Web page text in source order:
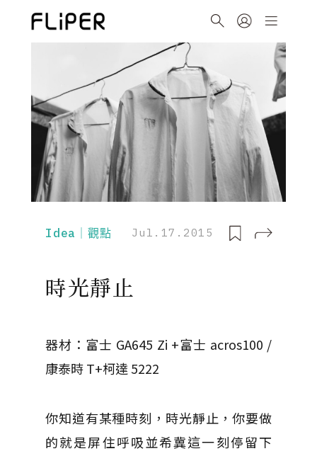
Idea｜觀點 Jul.17.2015
時光靜止
器材：富士 GA645 Zi +富士 acros100 /
康泰時 T+柯達 5222
你知道有某種時刻，時光靜止，你要做
的就是屏住呼吸並希冀這一刻停留下